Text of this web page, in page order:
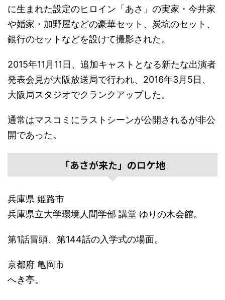
に生まれた設定のヒロイン「あさ」の実家・今井家
や婚家・加野屋などの豪華セット、炭坑のセット、
銀行のセットなどを設けて撮影された。
2015年11月11日、追加キャストとなる新たな出演者
発表会見が大阪放送局で行われ、2016年3月5日、
大阪局スタジオでクランクアップした。
通常はマスコミにラストシーンが公開されるが非公
開であった。
「あさが来た」のロケ地
兵庫県 姫路市
兵庫県立大学環境人間学部 講堂 ゆりの木会館。
第1話冒頭、第144話の入学式の場面。
京都府 亀岡市
へき亭。